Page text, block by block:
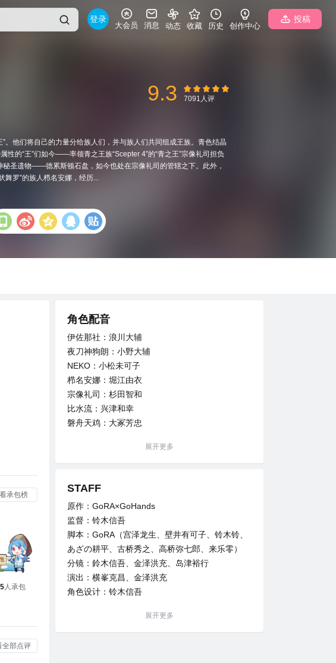
登录
大会员 消息 动态 收藏 历史 创作中心
投稿
9.3 7091人评
。他们将自己的力量分给族人们，并与族人们共同组成王族。青色结晶
的“王”们如今——率领青之王族“Scepter 4”的“青之王”宗像礼司担负
秘圣遗物——德累斯顿石盘，如今也处在宗像礼司的管辖之下。此外，
舞罗”的族人栉名安娜，经历...
承包榜
人承包
全部点评
角色配音
伊佐那社：浪川大辅
夜刀神狗朗：小野大辅
NEKO：小松未可子
栉名安娜：堀江由衣
宗像礼司：杉田智和
比水流：兴津和幸
磐舟天鸡：大冢芳忠
镰本力夫：中村悠一
展开更多
STAFF
原作：GoRA×GoHands
监督：铃木信吾
脚本：GoRA（宫泽龙生、壁井有可子、铃木铃、
あざの耕平、古桥秀之、高桥弥七郎、来乐零）
分镜：鈴木信吾、金泽洪充、岛津裕行
演出：横峯克昌、金泽洪充
角色设计：铃木信吾
美术监督：内藤健
展开更多